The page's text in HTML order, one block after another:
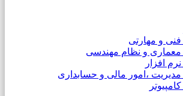
فنی و مهارتی
معماری و نظام مهندسی
افزار
مدیریت ،امور مالی و حسابداری